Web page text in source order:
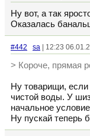
Ну вот, а так
Оказалась
#442 sa | 12:23
> Короче, прямая
Ну товарищи,
чистой воды. У
начальное
Ну пускай теперь